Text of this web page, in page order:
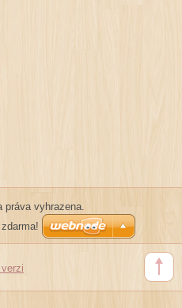
práva vyhrazena.